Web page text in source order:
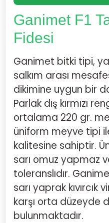
Ganimet F1
Fidesi
Ganimet bitki tipi,
salkım arası
dikimine uygun bir
Parlak dış kırmızı
ortalama 220 gr.
üniform meyve tipi
kalitesine sahiptir.
sarı omuz yapmaz
toleranslıdır.
sarı yaprak kıvırcık
karşı orta düzeyde
bulunmaktadır.